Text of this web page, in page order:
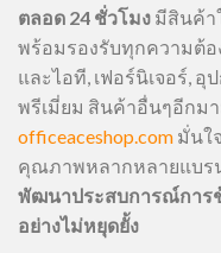
ตลอด 24 ชั่วโมง มีสินค้า
พร้อมรองรับทุกความต้อ
และไอที, เฟอร์นิเจอร์,
พรีเมี่ยม สินค้าอื่นๆอีกม
officeaceshop.com มั่นใ
คุณภาพหลากหลายแบร
พัฒนาประสบการณ์กา
อย่างไม่หยุดยั้ง